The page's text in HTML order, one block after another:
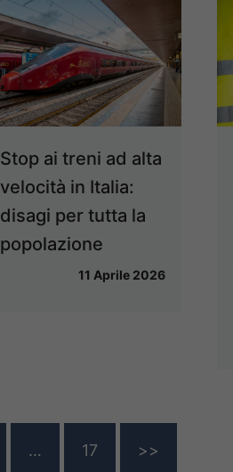
Stop ai treni ad alta
velocità in Italia:
disagi per tutta la
popolazione
11 Aprile 2026
… 17 >>